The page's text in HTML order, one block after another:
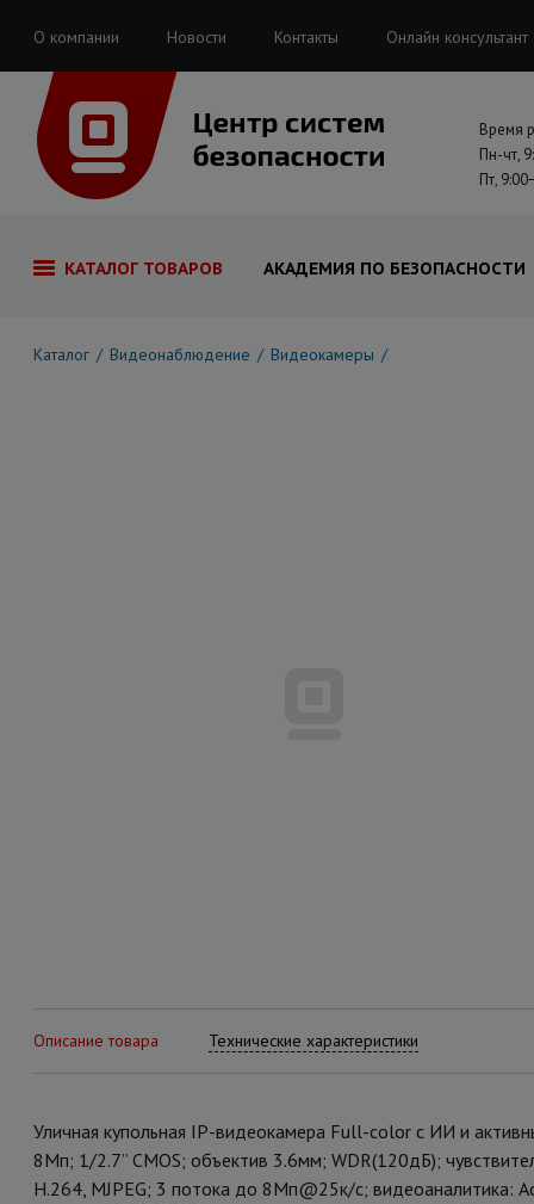
О компании Новости Контакты Онлайн консультант
Время
Пн-чт,
Пт,
КАТАЛОГ ТОВАРОВ АКАДЕМИЯ ПО БЕЗОПАСНОСТИ
Каталог Видеонаблюдение Видеокамеры
Описание товара Технические характеристики
Уличная купольная IP-видеокамера Full-color с ИИ и
8Мп; 1/2.7” CMOS; объектив 3.6мм; WDR(120дБ);
H.264, MJPEG; 3 потока до 8Мп@25к/с; видеоаналитика: